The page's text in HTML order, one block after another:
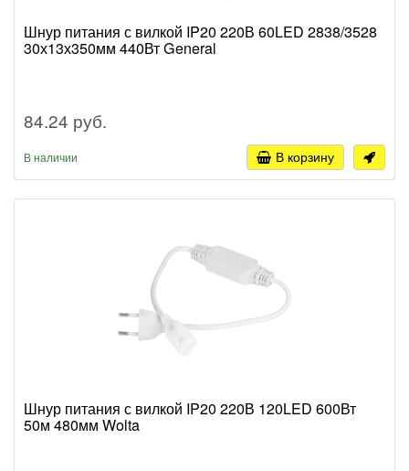
Шнур питания с вилкой IP20 220В 60LED 2838/3528
30х13х350мм 440Вт General
84.24 руб.
В наличии В корзину
Шнур питания с вилкой IP20 220В 120LED 600Вт
50м 480мм Wolta